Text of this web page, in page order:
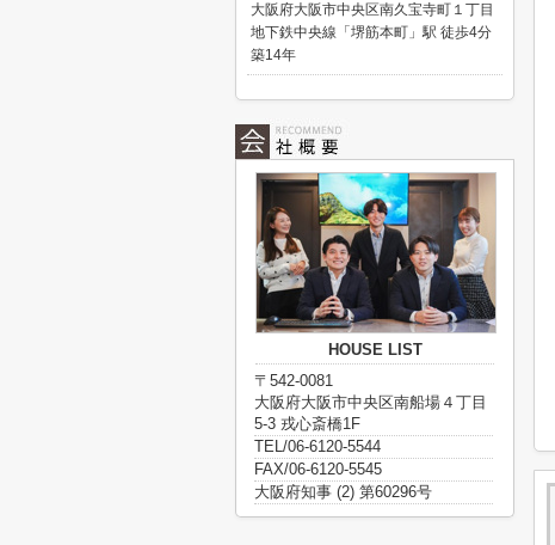
大阪府大阪市中央区南久宝寺町１丁目
地下鉄中央線「堺筋本町」駅 徒歩4分
築14年
HOUSE LIST
〒542-0081
大阪府大阪市中央区南船場４丁目
5-3 戎心斎橋1F
TEL/06-6120-5544
FAX/06-6120-5545
大阪府知事 (2) 第60296号